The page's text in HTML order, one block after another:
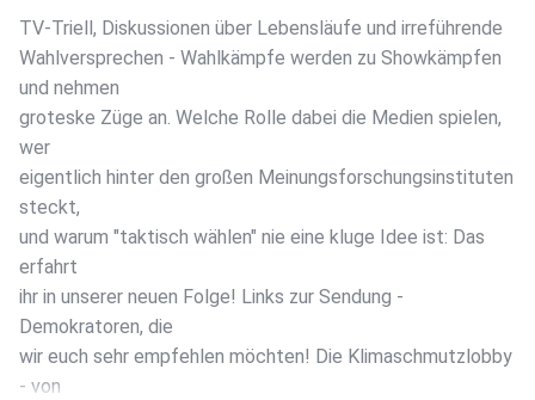
TV-Triell, Diskussionen über Lebensläufe und irreführende
Wahlversprechen - Wahlkämpfe werden zu Showkämpfen
und nehmen
groteske Züge an. Welche Rolle dabei die Medien spielen,
wer
eigentlich hinter den großen Meinungsforschungsinstituten
steckt,
und warum "taktisch wählen" nie eine kluge Idee ist: Das
erfahrt
ihr in unserer neuen Folge! Links zur Sendung -
Demokratoren, die
wir euch sehr empfehlen möchten! Die Klimaschmutzlobby
- von